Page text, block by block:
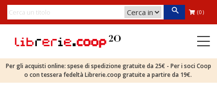
(0)
Per gli acquisti online: spese di spedizione gratuite da 25€ - Per i soci Coop
o con tessera fedeltà Librerie.coop gratuite a partire da 19€.